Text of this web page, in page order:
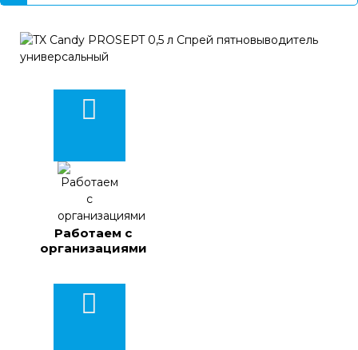
Работаем с
организациями